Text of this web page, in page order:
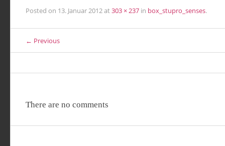
Posted on 13. Januar 2012at303 × 237 in box_stupro_senses.
← Previous
There are no comments